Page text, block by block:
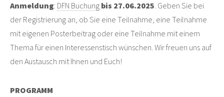
Anmeldung: DFN Buchung bis 27.06.2025. Geben Sie bei
der Registrierung an, ob Sie eine Teilnahme, eine Teilnahme
mit eigenen Posterbeitrag oder eine Teilnahme mit einem
Thema für einen Interessenstisch wünschen. Wir freuen uns auf
den Austausch mit Ihnen und Euch!
PROGRAMM